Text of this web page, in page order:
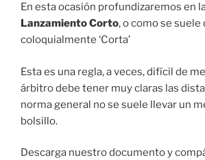
En esta ocasión profundizaremos en
Lanzamiento Corto, o como se
coloquialmente ‘Corta’
Esta es una regla, a veces, difícil de
árbitro debe tener muy claras las
norma general no se suele llevar un
bolsillo.
Descarga nuestro documento y